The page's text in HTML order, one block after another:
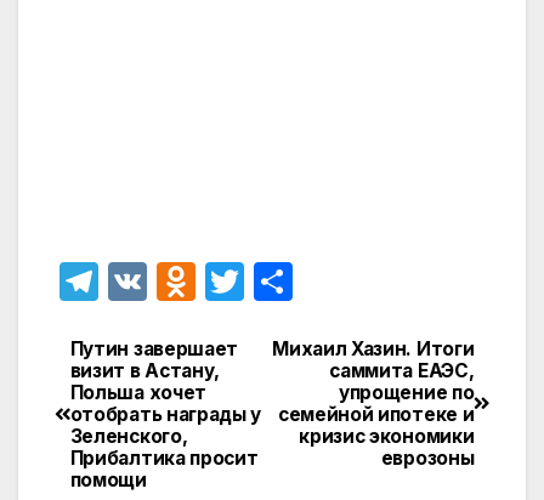
T
e
gr
a
m
V
O
n
o
kl
a
T
itt п
а
Навигация
по
записям
Михаил Хазин. Итоги
саммита ЕАЭС,
упрощение по
семейной ипотеке и
кризис экономики
еврозоны
Путин завершает
визит в Астану,
Польша хочет
отобрать награды у
Зеленского,
Прибалтика просит
помощи